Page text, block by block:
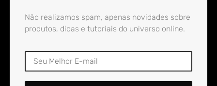
Não realizamos spam, apenas novidades sobre
produtos, dicas e tutoriais do universo online.